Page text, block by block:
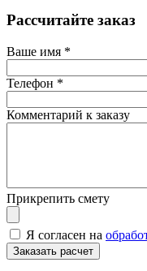
Рассчитайте заказ
Ваше имя *
Телефон *
Комментарий к заказу
Прикрепить смету
Я согласен на